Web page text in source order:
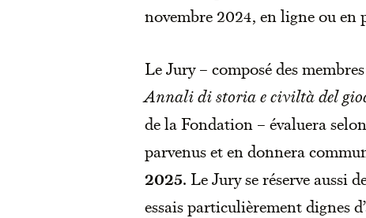
novembre 2024, en ligne ou en
Le Jury – composé des
Annali di storia e civiltà del
de la Fondation – évaluera
parvenus et en donnera
2025. Le Jury se réserve aussi
essais particulièrement dignes